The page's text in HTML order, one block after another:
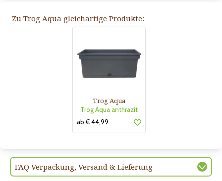
Zu Trog Aqua gleichartige Produkte:
Trog Aqua
Trog Aqua anthrazit
ab € 44,99
FAQ Verpackung, Versand & Lieferung